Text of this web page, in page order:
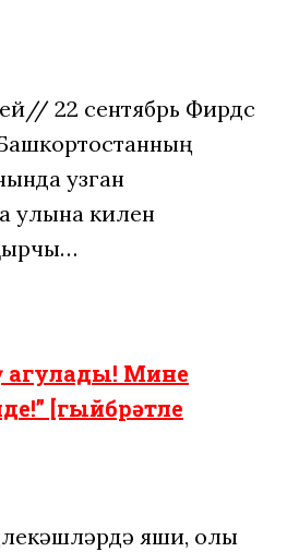
22 сентябрь Фирдүс
узган
улына килен
агулады! Мине
[гыйбрәтле
яши, олы